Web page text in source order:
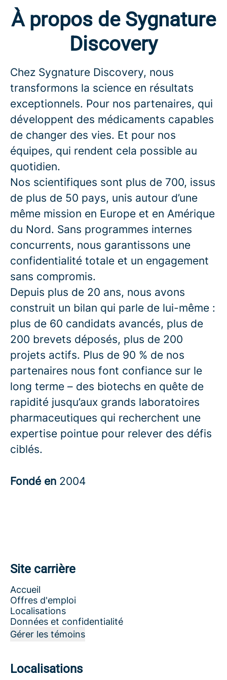
À propos de Sygnature
Discovery
Chez Sygnature Discovery, nous
transformons la science en résultats
exceptionnels. Pour nos partenaires, qui
développent des médicaments capables
de changer des vies. Et pour nos
équipes, qui rendent cela possible au
quotidien.
Nos scientifiques sont plus de 700, issus
de plus de 50 pays, unis autour d’une
même mission en Europe et en Amérique
du Nord. Sans programmes internes
concurrents, nous garantissons une
confidentialité totale et un engagement
sans compromis.
Depuis plus de 20 ans, nous avons
construit un bilan qui parle de lui-même :
plus de 60 candidats avancés, plus de
200 brevets déposés, plus de 200
projets actifs. Plus de 90 % de nos
partenaires nous font confiance sur le
long terme – des biotechs en quête de
rapidité jusqu’aux grands laboratoires
pharmaceutiques qui recherchent une
expertise pointue pour relever des défis
ciblés.
Fondé en 2004
Site carrière
Accueil
Offres d'emploi
Localisations
Données et confidentialité
Gérer les témoins
Localisations